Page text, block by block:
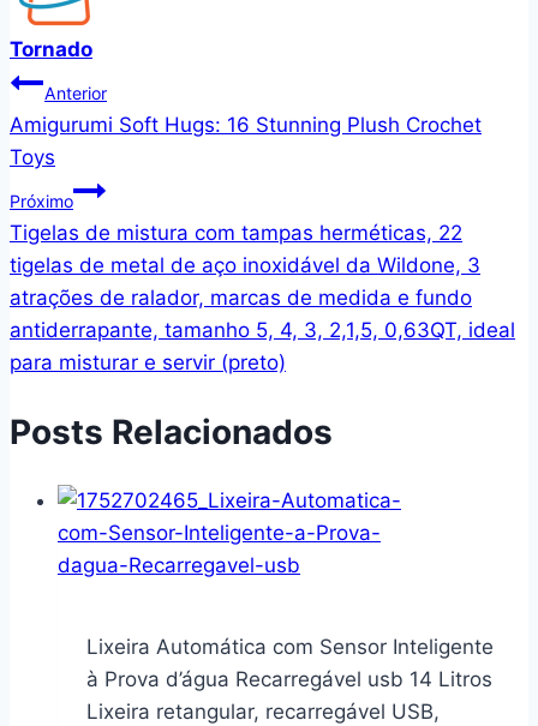
Tornado
Navegação
de
Post
Anterior
Amigurumi Soft Hugs: 16 Stunning Plush Crochet
Toys
Próximo
Tigelas de mistura com tampas herméticas, 22
tigelas de metal de aço inoxidável da Wildone, 3
atrações de ralador, marcas de medida e fundo
antiderrapante, tamanho 5, 4, 3, 2,1,5, 0,63QT, ideal
para misturar e servir (preto)
Posts Relacionados
Lixeira Automática com Sensor Inteligente
à Prova d’água Recarregável usb 14 Litros
Lixeira retangular, recarregável USB,